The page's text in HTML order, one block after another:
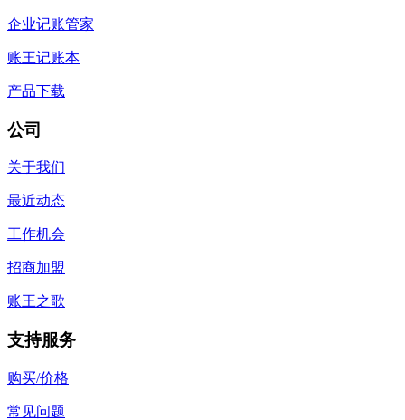
企业记账管家
账王记账本
产品下载
公司
关于我们
最近动态
工作机会
招商加盟
账王之歌
支持服务
购买/价格
常见问题